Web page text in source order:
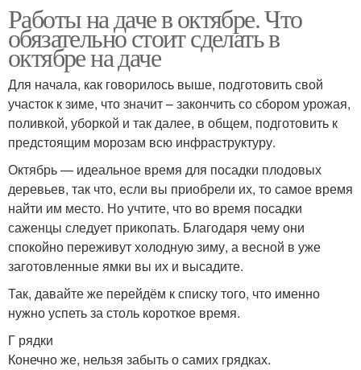
Работы на даче в октябре. Что
обязательно стоит сделать в
октябре на даче
Для начала, как говорилось выше, подготовить свой
участок к зиме, что значит – закончить со сбором урожая,
поливкой, уборкой и так далее, в общем, подготовить к
предстоящим морозам всю инфраструктуру.
Октябрь — идеальное время для посадки плодовых
деревьев, так что, если вы приобрели их, то самое время
найти им место. Но учтите, что во время посадки
саженцы следует прикопать. Благодаря чему они
спокойно переживут холодную зиму, а весной в уже
заготовленные ямки вы их и высадите.
Так, давайте же перейдём к списку того, что именно
нужно успеть за столь короткое время.
Г рядки
Конечно же, нельзя забыть о самих грядках.